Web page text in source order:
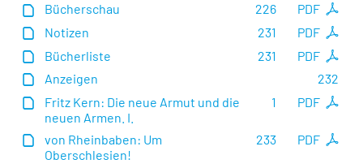
PDF
226
Bücherschau
PDF
231
Notizen
PDF
231
Bücherliste
232
Anzeigen
PDF
1
Fritz Kern: Die neue Armut und die
neuen Armen. I.
PDF
233
von Rheinbaben: Um
Oberschlesien!